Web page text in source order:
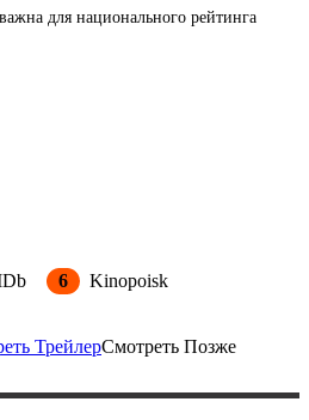
для национального рейтинга
6 Kinopoisk
ТрейлерСмотреть Позже